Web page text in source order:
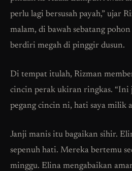
perlu lagi bersusah payah,” ujar
malam, di bawah sebatang
berdiri megah di pinggir dusun.
Di tempat itulah, Rizman
cincin perak ukiran ringkas. “Ini
pegang cincin ni, hati saya milik
Janji manis itu bagaikan sihir.
sepenuh hati. Mereka bertemu
minggu. Elina mengabaikan